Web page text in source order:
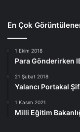
En Çok
1 Ekim 2018
Para Gönderirken
21 Şubat 2018
Yalancı Portakal
1 Kasım 2021
Milli Eğitim